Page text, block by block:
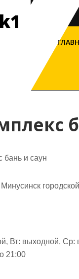
бань и саун
Вт: выходной, Ср:
21:00